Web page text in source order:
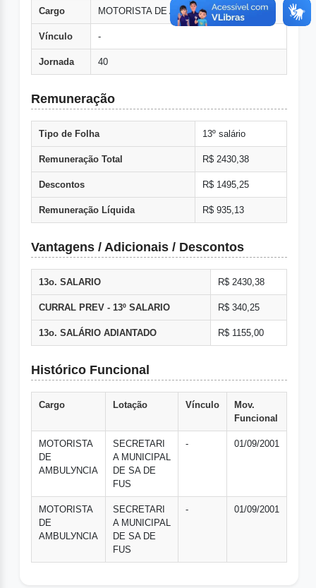
Cargo MOTORISTA DE AMBULУNCIA
Vínculo -
Jornada 40
Remuneração
Tipo de Folha 13º salário
Remuneração Total R$ 2430,38
Descontos R$ 1495,25
Remuneração Líquida R$ 935,13
Vantagens / Adicionais / Descontos
13o. SALARIO R$ 2430,38
CURRAL PREV - 13º SALARIO R$ 340,25
13o. SALÁRIO ADIANTADO R$ 1155,00
Histórico Funcional
Cargo Lotação Vínculo
Mov.
Funcional
MOTORISTA
DE
AMBULУNCIA
SECRETARI
A MUNICIPAL
DE SA DE
FUS
- 01/09/2001
MOTORISTA
DE
AMBULУNCIA
SECRETARI
A MUNICIPAL
DE SA DE
FUS
- 01/09/2001